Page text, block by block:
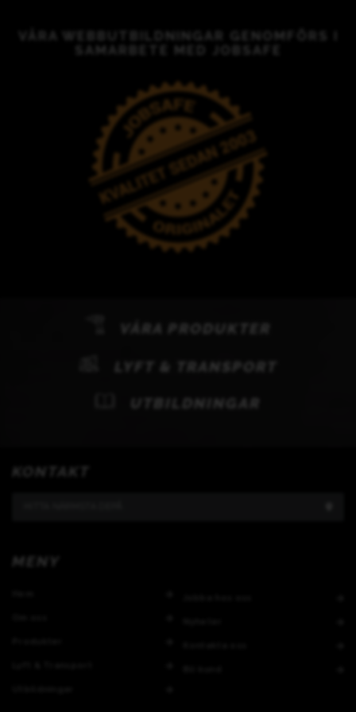
VÅRA WEBBUTBILDNINGAR GENOMFÖRS I
SAMARBETE MED JOBSAFE
VÅRA PRODUKTER
LYFT & TRANSPORT
UTBILDNINGAR
KONTAKT
MENY